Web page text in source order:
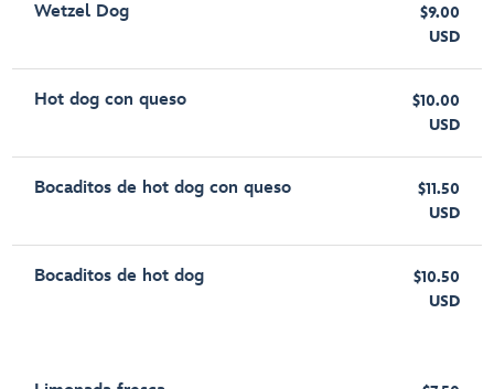
Wetzel Dog
$9.00
USD
Hot dog con queso
$10.00
USD
Bocaditos de hot dog con queso
$11.50
USD
Bocaditos de hot dog
$10.50
USD